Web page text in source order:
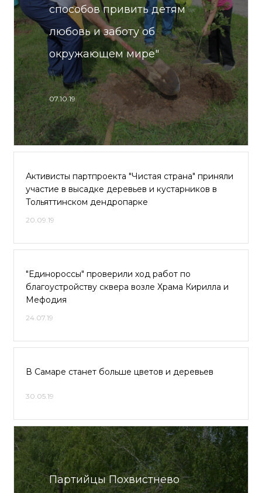
способов привить детям
любовь и заботу об
окружающем мире"
07.10.19
Активисты партпроекта "Чистая страна" приняли
участие в высадке деревьев и кустарников в
Тольяттинском дендропарке
20.09.19
"Единороссы" проверили ход работ по
благоустройству сквера возле Храма Кирилла и
Мефодия
24.07.19
В Самаре станет больше цветов и деревьев
30.05.19
Партийцы Похвистнево